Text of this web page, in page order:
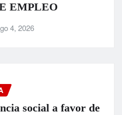
EMPLEO
4, 2026
social a favor de